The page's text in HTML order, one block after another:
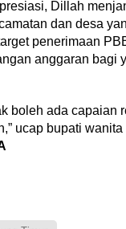
Dillah
dan desa
penerimaan
anggaran bagi
boleh ada capaian
ucap bupati